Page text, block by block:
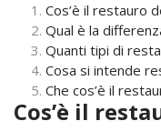
Cos’è il restauro
Qual è la
Quanti tipi di
Cosa si intende
Che cos’è il
Cos’è il